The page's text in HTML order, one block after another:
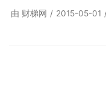
由 财梯网 2015-05-01